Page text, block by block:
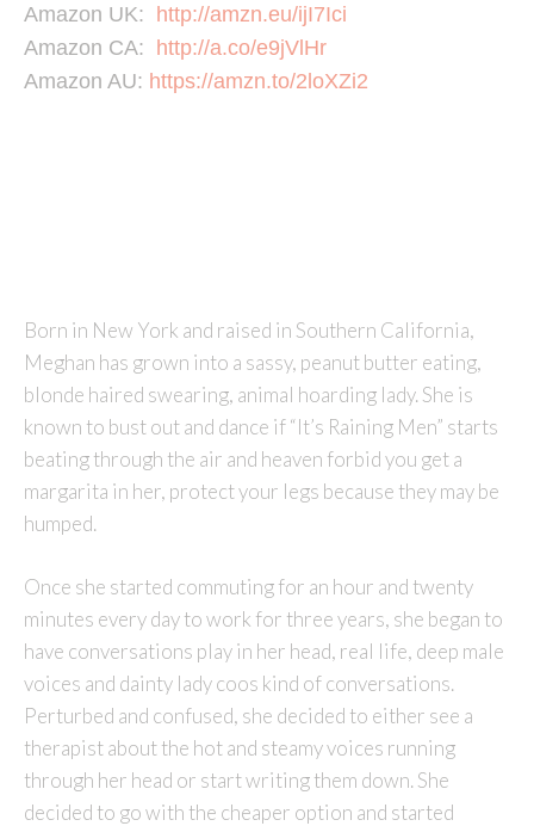
Amazon UK: http://amzn.eu/ijI7Ici
Amazon CA: http://a.co/e9jVlHr
Amazon AU: https://amzn.to/2loXZi2
Born in New York and raised in Southern California,
Meghan has grown into a sassy, peanut butter eating,
blonde haired swearing, animal hoarding lady. She is
known to bust out and dance if “It’s Raining Men” starts
beating through the air and heaven forbid you get a
margarita in her, protect your legs because they may be
humped.
Once she started commuting for an hour and twenty
minutes every day to work for three years, she began to
have conversations play in her head, real life, deep male
voices and dainty lady coos kind of conversations.
Perturbed and confused, she decided to either see a
therapist about the hot and steamy voices running
through her head or start writing them down. She
decided to go with the cheaper option and started